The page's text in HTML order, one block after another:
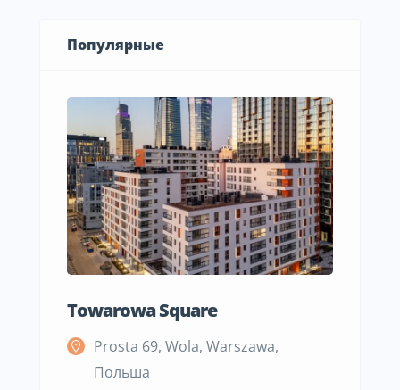
Популярные
Towarowa Square
Prosta 69, Wola, Warszawa,
Польша